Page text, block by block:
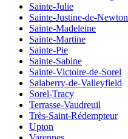
Sainte-Julie
Sainte-Justine-de-Newton
Sainte-Madeleine
Sainte-Martine
Sainte-Pie
Sainte-Sabine
Sainte-Victoire-de-Sorel
Salaberry-de-Valleyfield
Sorel-Tracy
Terrasse-Vaudreuil
Très-Saint-Rédempteur
Upton